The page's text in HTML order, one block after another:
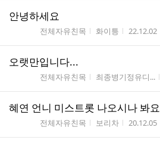
페
뉴
글
트
안녕하세요
전체자유친목 작성자
화이틍 작성시간
22.12.02
오랫만입니다...
전체자유친목 작성자
최종병기정유디...
혜연 언니 미스트롯 나오시나 봐요
전체자유친목 작성자
보리차 작성시간
20.12.05